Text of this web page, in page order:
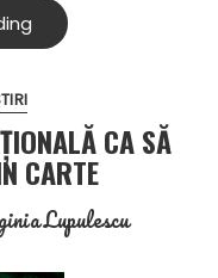
CA SĂ
CARTE
Lupulescu